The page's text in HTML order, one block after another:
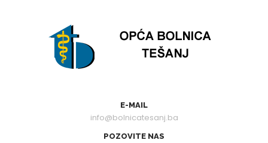
E-MAIL
info@bolnicatesanj.ba
POZOVITE NAS